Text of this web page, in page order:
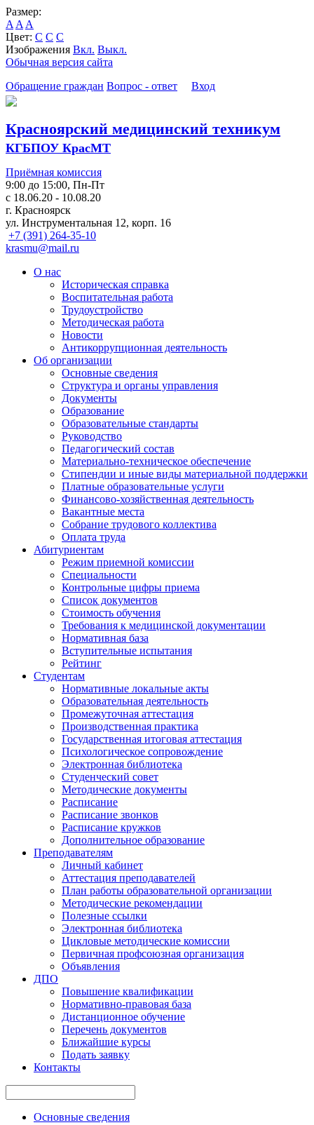
Размер:
A A A
Цвет: C C C
Изображения Вкл. Выкл.
Обычная версия сайта
Обращение граждан Вопрос - ответ Вход
Красноярский медицинский техникум
КГБПОУ КрасМТ
Приёмная комиссия
9:00 до 15:00, Пн-Пт
с 18.06.20 - 10.08.20
г. Красноярск
ул. Инструментальная 12, корп. 16
+7 (391) 264-35-10
krasmu@mail.ru
О нас
Историческая справка
Воспитательная работа
Трудоустройство
Методическая работа
Новости
Антикоррупционная деятельность
Об организации
Основные сведения
Структура и органы управления
Документы
Образование
Образовательные стандарты
Руководство
Педагогический состав
Материально-техническое обеспечение
Стипендии и иные виды материальной поддержки
Платные образовательные услуги
Финансово-хозяйственная деятельность
Вакантные места
Собрание трудового коллектива
Оплата труда
Абитуриентам
Режим приемной комиссии
Специальности
Контрольные цифры приема
Список документов
Стоимость обучения
Требования к медицинской документации
Нормативная база
Вступительные испытания
Рейтинг
Студентам
Нормативные локальные акты
Образовательная деятельность
Промежуточная аттестация
Производственная практика
Государственная итоговая аттестация
Психологическое сопровождение
Электронная библиотека
Студенческий совет
Методические документы
Расписание
Расписание звонков
Расписание кружков
Дополнительное образование
Преподавателям
Личный кабинет
Аттестация преподавателей
План работы образовательной организации
Методические рекомендации
Полезные ссылки
Электронная библиотека
Цикловые методические комиссии
Первичная профсоюзная организация
Объявления
ДПО
Повышение квалификации
Нормативно-правовая база
Дистанционное обучение
Перечень документов
Ближайшие курсы
Подать заявку
Контакты
Основные сведения